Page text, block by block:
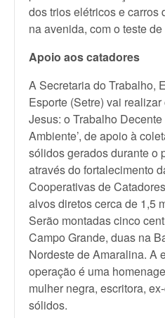
dos trios elétricos e carros
na avenida, com o teste
Apoio aos catadores
A Secretaria do Trabalho,
Esporte (Setre) vai
Jesus: o Trabalho
Ambiente’, de apoio à
sólidos gerados durante o
através do fortalecimento
Cooperativas de
alvos diretos cerca de 1,5
Serão montadas cinco
Campo Grande, duas na
Nordeste de Amaralina. A
operação é uma
mulher negra, escritora,
sólidos.